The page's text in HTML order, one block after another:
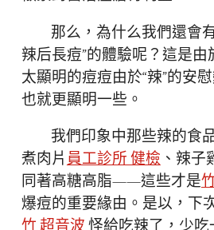
那么，為什么我們還會
辣后長痘”的體驗呢？這是
太顯明的痘痘由於“辣”的安
也就更顯明一些。
我們印象中那些辣的食
煮肉片員工診所 健檢、辣子
同著高糖高脂——這些才是
爆痘的重要緣由。是以，下